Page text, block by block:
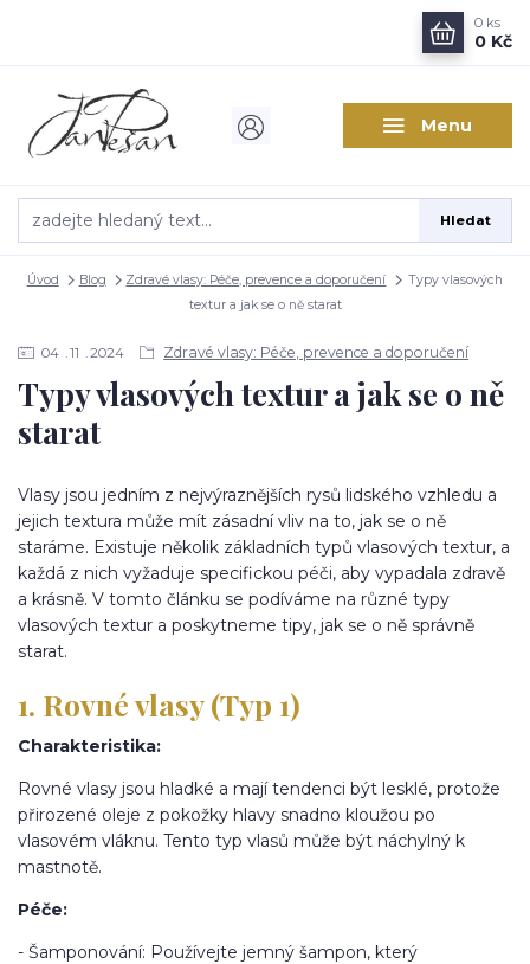
Menu
Hledat
0 ks
0 Kč
Úvod Blog Zdravé vlasy: Péče, prevence a doporučení
Typy vlasových
textur a jak se o ně starat
04 11 2024 Zdravé vlasy: Péče, prevence a doporučení
Typy vlasových textur a jak se o ně
starat
Vlasy jsou jedním z nejvýraznějších rysů lidského vzhledu a
jejich textura může mít zásadní vliv na to, jak se o ně
staráme. Existuje několik základních typů vlasových textur, a
každá z nich vyžaduje specifickou péči, aby vypadala zdravě
a krásně. V tomto článku se podíváme na různé typy
vlasových textur a poskytneme tipy, jak se o ně správně
starat.
1. Rovné vlasy (Typ 1)
Charakteristika:
Rovné vlasy jsou hladké a mají tendenci být lesklé, protože
přirozené oleje z pokožky hlavy snadno kloužou po
vlasovém vláknu. Tento typ vlasů může být náchylný k
mastnotě.
Péče:
- Šamponování: Používejte jemný šampon, který